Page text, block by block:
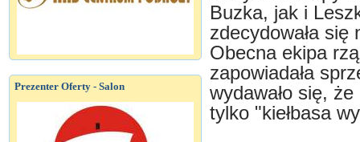
Prezenter Oferty - Salon
Buzka, jak i
zdecydowała
Obecna ekipa
zapowiadała
wydawało się,
tylko "kiełbasa